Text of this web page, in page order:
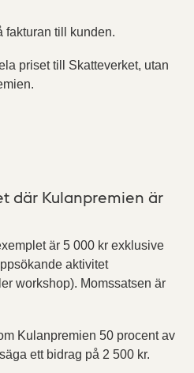
fakturan till kunden.
priset till Skatteverket, utan
där Kulanpremien är
är 5 000 kr exklusive
aktivitet
workshop). Momssatsen är
Kulanpremien 50 procent av
ett bidrag på 2 500 kr.